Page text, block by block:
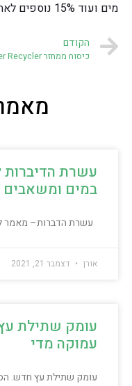
מים ועוד 15% נוספים לאחר חורף גשום.
הקודם
עשרת הדיברות
במים ומשאבים
עשרת הדברות– מאמר
אורן דצמבר 21, 2021
עומק שתילת
עמוקה מדי
עומק שתילת עץ חדש.